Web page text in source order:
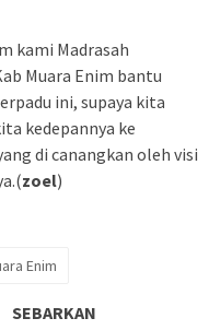
kami Madrasah
Muara Enim bantu
ini, supaya kita
kedepannya ke
di canangkan oleh visi
zoel)
Enim
SEBARKAN